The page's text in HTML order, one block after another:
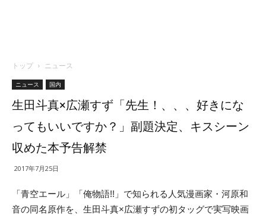
トップ ニュース
ニュース 国内
生田斗真×広瀬すず「先生！、、、好きにな
ってもいいですか？」副題決定、キスシーン
収めた本予告解禁
2017年7月25日
「青空エール」「俺物語!!」で知られる人気漫画家・河原和
音の同名原作を、生田斗真×広瀬すずの初タッグで実写映画